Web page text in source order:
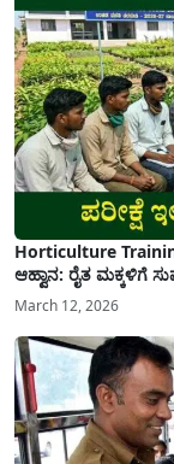
Horticulture
ಆಹ್ವಾನ: ರೈತ ಮಕ್ಕಳಿಗೆ
March 12, 2026